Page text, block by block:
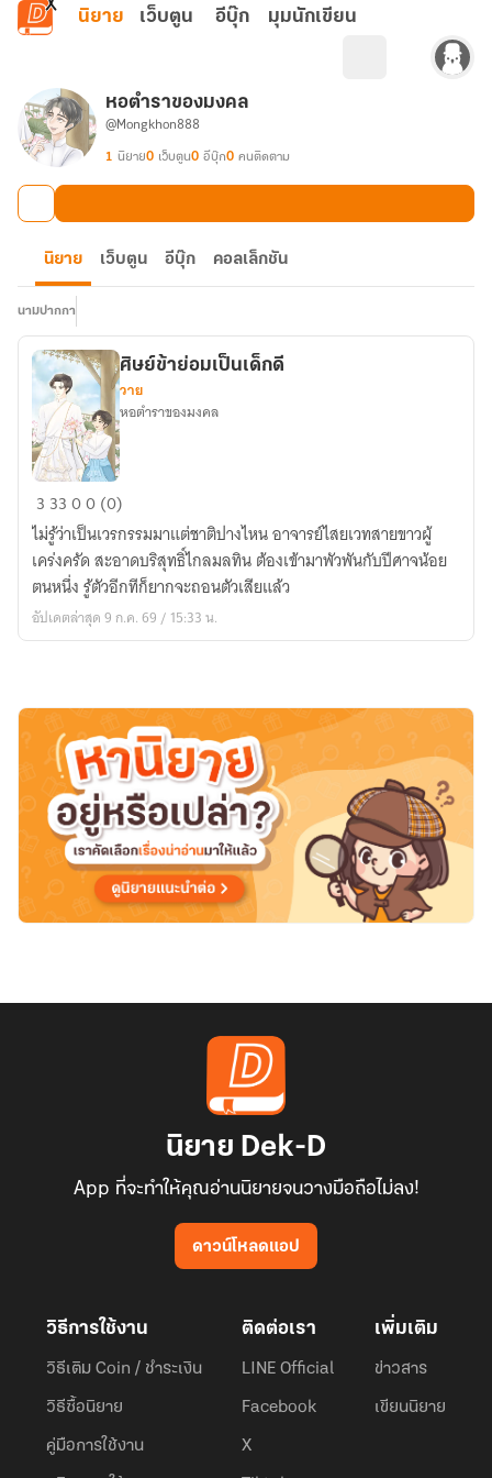
ข้ามไปยังเนื้อหาหลัก
นิยาย เว็บตูน อีบุ๊ก มุมนักเขียน
หอตำราของมงคล
@Mongkhon888
1 นิยาย0 เว็บตูน0 อีบุ๊ก0 คนติดตาม
นิยาย เว็บตูน อีบุ๊ก คอลเล็กชัน
นามปากกา
ศิษย์
ข้า
ย่อม
เป็น
เด็ก
ดี
ศิษย์ข้าย่อมเป็นเด็กดี
วาย
หอตำราของมงคล
3 3300 (0)
ไม่รู้ว่าเป็นเวรกรรมมาแต่ชาติปางไหน อาจารย์ไสยเวทสายขาวผู้
เคร่งครัด สะอาดบริสุทธิ์ไกลมลทิน ต้องเข้ามาพัวพันกับปีศาจน้อย
ตนหนึ่ง รู้ตัวอีกทีก็ยากจะถอนตัวเสียแล้ว
อัปเดตล่าสุด 9 ก.ค. 69 / 15:33 น.
นิยาย Dek-D
App ที่จะทำให้คุณอ่านนิยายจนวางมือถือไม่ลง!
ดาวน์โหลดแอป
วิธีการใช้งาน
วิธีเติม Coin / ชำระเงิน
วิธีซื้อนิยาย
คู่มือการใช้งาน
ติดต่อเรา
LINE Official
Facebook
X
เพิ่มเติม
ข่าวสาร
เขียนนิยาย